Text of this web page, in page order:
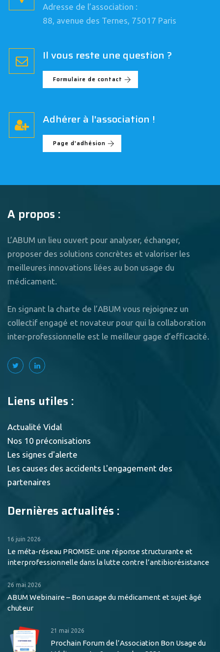
Adresse de l’association :
88, avenue des Ternes, 75017 Paris
Il vous reste une question ?
Formulaire de contact
Adhérer à l'association !
Page d'adhésion
A propos :
L’ABUM un lieu ouvert pour analyser, échanger,
proposer des solutions concrètes et valoriser les
meilleures innovations liées au bon usage du
médicament.
En signant la charte de l’ABUM vous rejoignez un
collectif engagé et novateur pour qui la collaboration
inter-professionnelle est le meilleur gage d’efficacité.
Liens utiles :
Actualité Vidal
Nos 10 préconisations
Les signes d'alerte
Les causes des accidents L'engagement des
partenaires
Dernières actualités :
16 juin 2026
Le méta-réseau PROMISE: une réponse structurante et
interprofessionnelle dans la lutte contre l’antibiorésistance
26 mai 2026
ABUM Webinaire – Bon usage du médicament et sujet âgé
chuteur
21 mai 2026
Prochain Forum de l’Association Bon Usage du